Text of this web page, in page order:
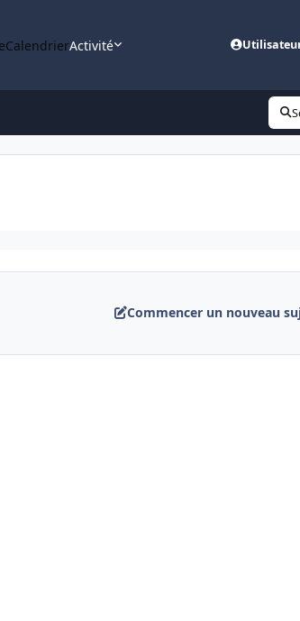
CalendrierActivité
Commencer un nouveau